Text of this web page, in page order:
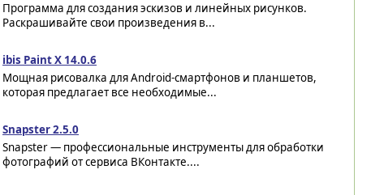
Программа для создания эскизов и линейных рисунков.
Раскрашивайте свои произведения в...
ibis Paint X 14.0.6
Мощная рисовалка для Android-смартфонов и планшетов,
которая предлагает все необходимые...
Snapster 2.5.0
Snapster — профессиональные инструменты для обработки
фотографий от сервиса ВКонтакте....